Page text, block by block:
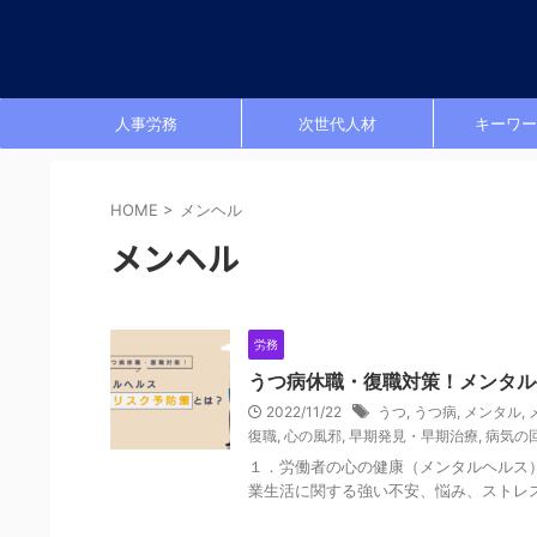
人事労務 次世代人材 キーワ
HOME > メンヘル
メンヘル
労務
うつ病休職・復職対策！メンタ
2022/11/22 うつ, うつ病, メンタル,
復職, 心の風邪, 早期発見・早期治療, 病気の
１．労働者の心の健康（メンタルヘル
業生活に関する強い不安、悩み、スト